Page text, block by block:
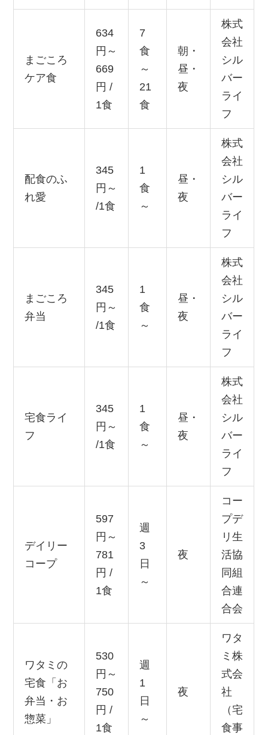
まごころ
ケア食
634
円～
669
円 /
1食
7
食
～
21
食
朝・
昼・
夜
株式
会社
シル
バー
ライ
フ
配食のふ
れ愛
345
円～
/1食
1
食
～
昼・
夜
株式
会社
シル
バー
ライ
フ
まごころ
弁当
345
円～
/1食
1
食
～
昼・
夜
株式
会社
シル
バー
ライ
フ
宅食ライ
フ
345
円～
/1食
1
食
～
昼・
夜
株式
会社
シル
バー
ライ
フ
デイリー
コープ
597
円～
781
円 /
1食
週
3
日
～
夜
コー
プデ
リ生
活協
同組
合連
合会
ワタミの
宅食「お
弁当・お
惣菜」
530
円～
750
円 /
1食
週
1
日
～
夜
ワタ
ミ株
式会
社
（宅
食事